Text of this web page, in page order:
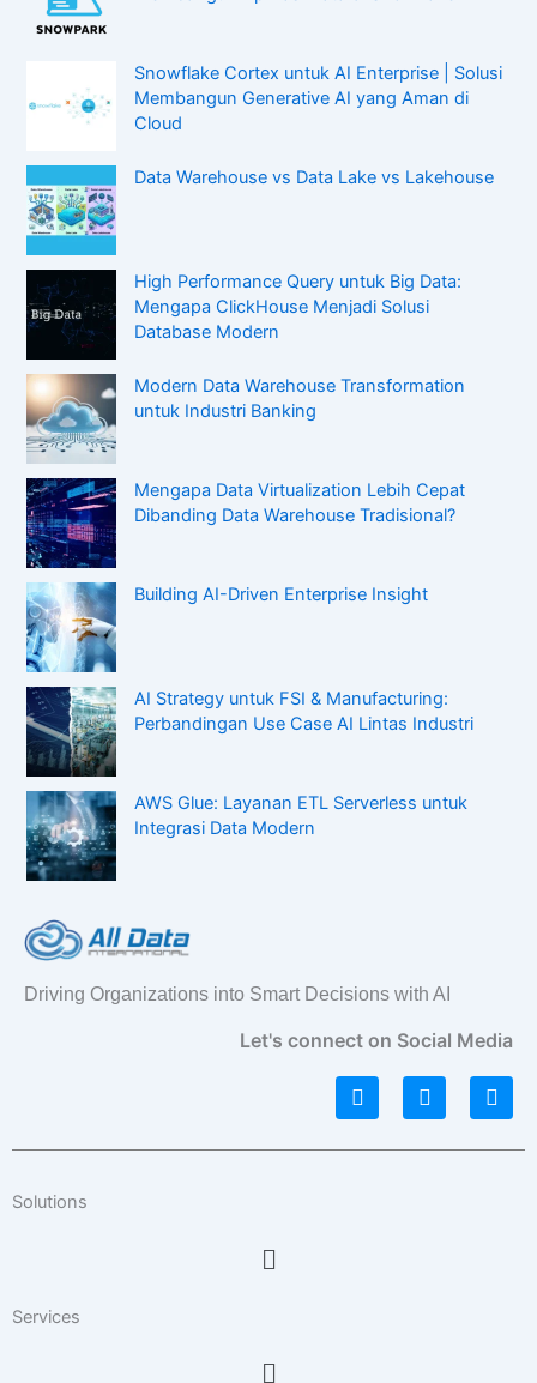
Snowflake Cortex untuk AI Enterprise | Solusi
Membangun Generative AI yang Aman di
Cloud
Data Warehouse vs Data Lake vs Lakehouse
High Performance Query untuk Big Data:
Mengapa ClickHouse Menjadi Solusi
Database Modern
Modern Data Warehouse Transformation
untuk Industri Banking
Mengapa Data Virtualization Lebih Cepat
Dibanding Data Warehouse Tradisional?
Building AI-Driven Enterprise Insight
AI Strategy untuk FSI & Manufacturing:
Perbandingan Use Case AI Lintas Industri
AWS Glue: Layanan ETL Serverless untuk
Integrasi Data Modern
Driving Organizations into Smart Decisions with AI
Let's connect on Social Media
L
i
k
I
n
t
F
a
e
Solutions
Menu
Services
Menu